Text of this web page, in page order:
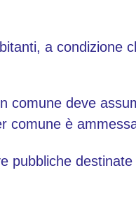
a condizione
comune deve
comune è
pubbliche